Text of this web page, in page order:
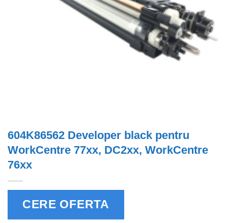
604K86562 Developer black pentru
WorkCentre 77xx, DC2xx, WorkCentre
76xx
CERE OFERTA